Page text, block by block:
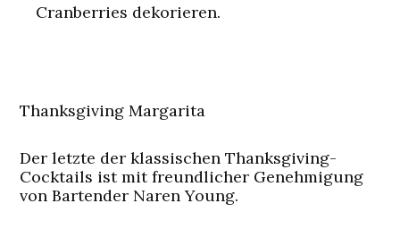
Cranberries dekorieren.
Thanksgiving Margarita
Der letzte der klassischen Thanksgiving-
Cocktails ist mit freundlicher Genehmigung
von Bartender Naren Young.